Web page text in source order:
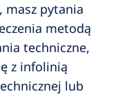
masz pytania
metodą
techniczne,
z infolinią
lub